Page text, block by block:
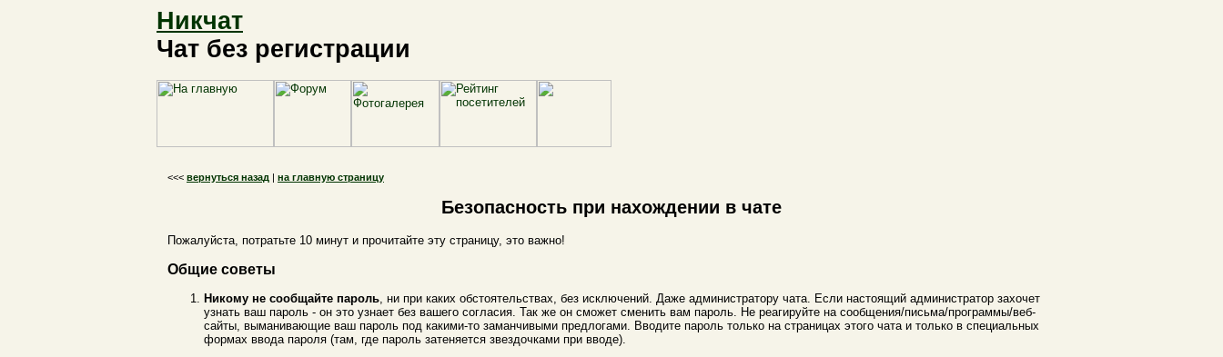
Никчат
Чат без регистрации
<<< вернуться назад | на главную страницу
Безопасность при нахождении в чате
Пожалуйста, потратьте 10 минут и прочитайте эту страницу, это важно!
Общие советы
Никому не сообщайте пароль, ни при каких обстоятельствах, без исключений. Даже администратору чата. Если настоящий администратор захочет
узнать ваш пароль - он это узнает без вашего согласия. Так же он сможет сменить вам пароль. Не реагируйте на сообщения/письма/программы/веб-
сайты, выманивающие ваш пароль под какими-то заманчивыми предлогами. Вводите пароль только на страницах этого чата и только в специальных
формах ввода пароля (там, где пароль затеняется звездочками при вводе).